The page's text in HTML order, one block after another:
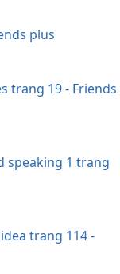
plus
trang 19 - Friends
speaking 1 trang
trang 114 -